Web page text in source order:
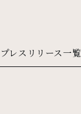
プレスリリース一覧